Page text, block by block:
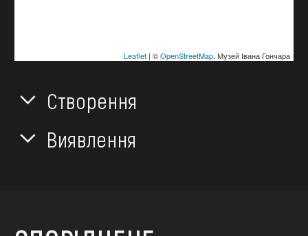
Leaflet| ©OpenStreetMap, Музей Івана Гончара
Створення
Виявлення